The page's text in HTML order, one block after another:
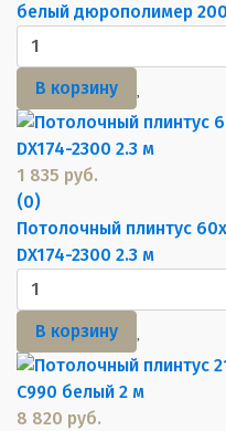
белый дюрополимер
В корзину
1 835 руб.
(0)
Потолочный плинтус
DX174-2300 2.3 м
В корзину
8 820 руб.